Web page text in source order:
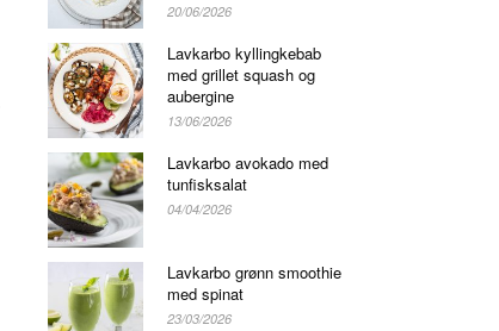
20/06/2026
Lavkarbo kyllingkebab
med grillet squash og
aubergine
13/06/2026
Lavkarbo avokado med
tunfisksalat
04/04/2026
Lavkarbo grønn smoothie
med spinat
23/03/2026